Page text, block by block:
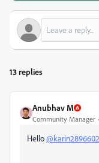
13 replies
Anubhav M
Community Manager
Hello